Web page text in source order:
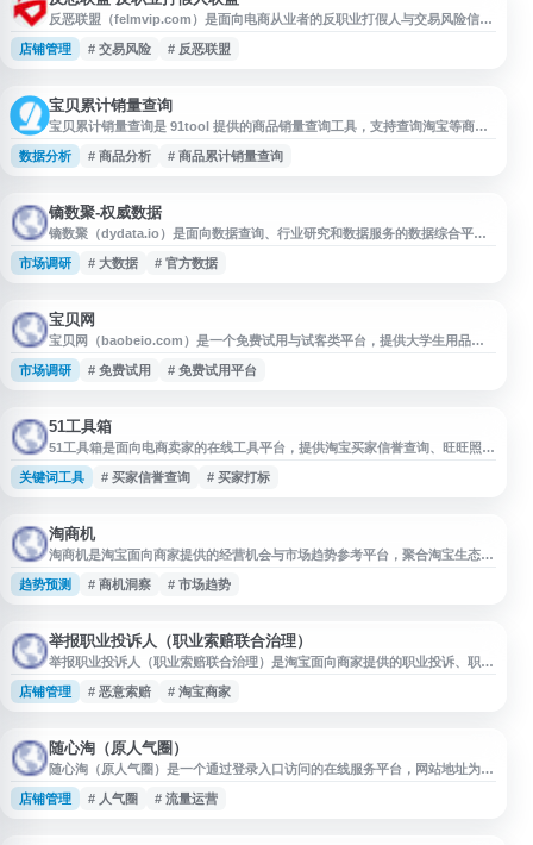
反恶联盟（felmvip.com）是面向电商从业者的反职业打假人与交易风险信息
交流平台，覆盖淘宝、天猫、京东、苏宁、阿里巴巴等场景。网站提供职业打
假人、职业差评师、淘宝小号、信誉等相关信息查询与共享功能，数据由会员
店铺管理 # 交易风险 # 反恶联盟
宝贝累计销量查询
宝贝累计销量查询是 91tool 提供的商品销量查询工具，支持查询淘宝等商品
从上架至当前的累计销售数量，帮助用户了解商品历史销量表现。该工具适用
于淘宝商品销量查询、商品累计销量统计及销量监控等场景，可为选品分析、
数据分析 # 商品分析 # 商品累计销量查询
镝数聚-权威数据
镝数聚（dydata.io）是面向数据查询、行业研究和数据服务的数据综合平
台，聚合多类权威数据研究机构资源，提供行业报告、表格数据、可视化数据
等内容检索与下载。平台覆盖官方数据、金融数据、体育娱乐数据、市场调
市场调研 # 大数据 # 官方数据
宝贝网
宝贝网（baobeio.com）是一个免费试用与试客类平台，提供大学生用品、
母婴用品、生活用品、化妆品等多种商品的免费试用活动信息。网站面向关注
免费试用品、试用平台和试客网站的用户，汇集日常消费品试用资源，便于用
市场调研 # 免费试用 # 免费试用平台
51工具箱
51工具箱是面向电商卖家的在线工具平台，提供淘宝买家信誉查询、旺旺照妖
镜、黑号查询、买家打标、旺旺强行打标、关键词排名查询、淘宝卡首屏、关
键词卡首屏、生意参谋指数转换等功能。网站覆盖淘宝、天猫、京东、拼多多
关键词工具 # 买家信誉查询 # 买家打标
淘商机
淘商机是淘宝面向商家提供的经营机会与市场趋势参考平台，聚合淘宝生态内
的行业动态、商品趋势、消费需求和选品线索等信息，帮助商家了解潜在市场
机会、优化商品规划与运营决策。平台适合淘宝商家、品牌方及电商运营人员
趋势预测 # 商机洞察 # 市场趋势
举报职业投诉人（职业索赔联合治理）
举报职业投诉人（职业索赔联合治理）是淘宝面向商家提供的职业投诉、职业
索赔相关线索举报与治理入口。商家可通过该页面提交疑似异常投诉、恶意索
赔等情况，配合平台进行信息核验和风险处理，帮助维护正常交易秩序与商家
店铺管理 # 恶意索赔 # 淘宝商家
随心淘（原人气圈）
随心淘（原人气圈）是一个通过登录入口访问的在线服务平台，网站地址为
ymrpfgl.com。该站点名称显示其可能与电商、流量运营或相关工具服务有
关，适合需要了解随心淘官网入口、账号登录及平台信息的用户参考。
店铺管理 # 人气圈 # 流量运营